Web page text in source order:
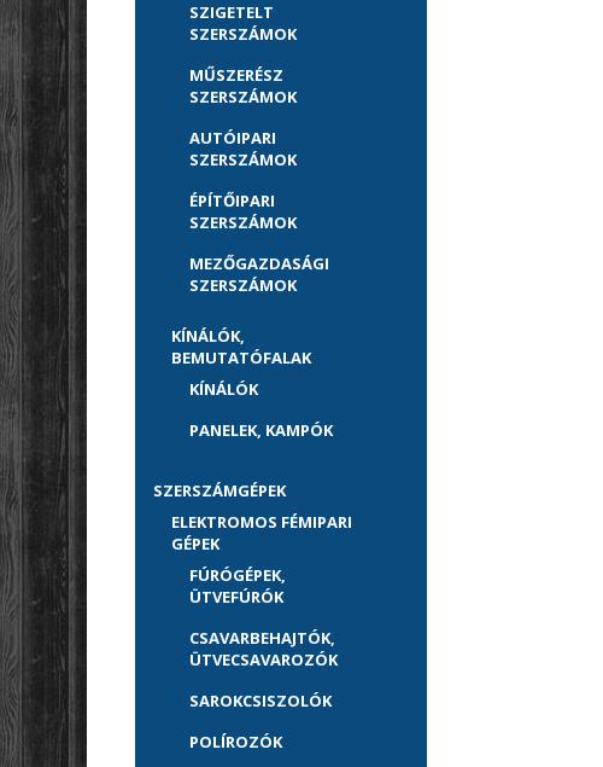
SZIGETELT
SZERSZÁMOK
MŰSZERÉSZ
SZERSZÁMOK
AUTÓIPARI
SZERSZÁMOK
ÉPÍTŐIPARI
SZERSZÁMOK
MEZŐGAZDASÁGI
SZERSZÁMOK
KÍNÁLÓK,
BEMUTATÓFALAK
KÍNÁLÓK
PANELEK, KAMPÓK
SZERSZÁMGÉPEK
ELEKTROMOS FÉMIPARI
GÉPEK
FÚRÓGÉPEK,
ÜTVEFÚRÓK
CSAVARBEHAJTÓK,
ÜTVECSAVAROZÓK
SAROKCSISZOLÓK
POLÍROZÓK